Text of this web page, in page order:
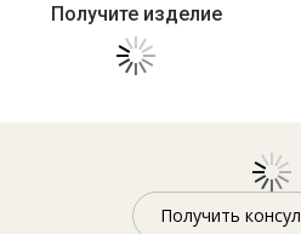
Получите изделие
Получить